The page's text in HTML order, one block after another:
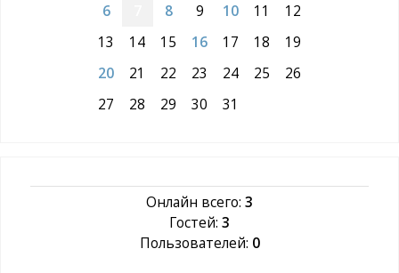
6
8 9 10 11
12
13
14 15 16 17 18
19
20
21 22 23 24 25
26
27
28 29 30 31
Онлайн всего: 3
Гостей: 3
Пользователей: 0